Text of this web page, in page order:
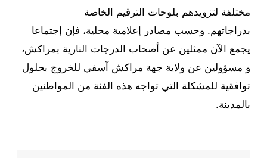
مختلفة لتزويدهم بلوحات الترقيم الخاصة
بدراجاتهم. وحسب مصادر إعلامية محلية، فإن إجتماعا
يجمع الآن ممثلين عن أصحاب الدرجات النارية بمراكش،
و مسؤولين عن ولاية جهة مراكش آسفي للخروج بحلول
توافقية للمشكلة التي تواجه هذه الفئة من المواطنين
بالمدينة.